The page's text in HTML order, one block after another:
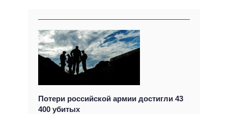
Потери российской армии достигли 43
400 убитых